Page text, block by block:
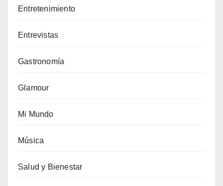
Entretenimiento
Entrevistas
Gastronomía
Glamour
Mi Mundo
Música
Salud y Bienestar